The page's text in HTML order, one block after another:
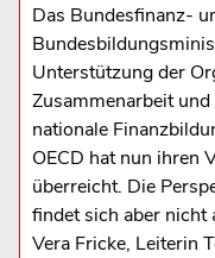
Das Bundesfinanz-
Unterstützung der
Zusammenarbeit
nationale
OECD hat nun ihren
überreicht. Die
findet sich aber
Vera Fricke, Leiterin